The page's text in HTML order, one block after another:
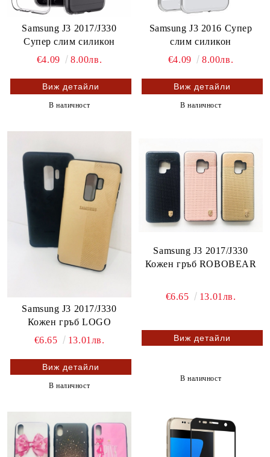
Samsung J3 2017/J330
Супер слим силикон
€4.09
8.00лв.
Виж детайли
В наличност
Samsung J3 2016 Супер
слим силикон
€4.09
8.00лв.
Виж детайли
В наличност
Samsung J3 2017/J330
Кожен гръб LOGO
€6.65
13.01лв.
Виж детайли
В наличност
Samsung J3 2017/J330
Кожен гръб ROBOBEAR
€6.65 13.01лв.
Виж детайли
В наличност